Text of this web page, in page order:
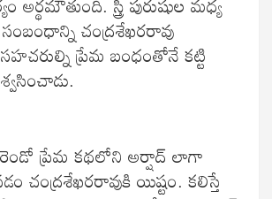
చంద్రశేఖరరావు
ప్రేమ బంధంతోనే కట్టి
రెండో ప్రేమ కథలోని అర్షాద్ లాగా
చంద్రశేఖరరావుకి యిష్టం. కలిస్తే